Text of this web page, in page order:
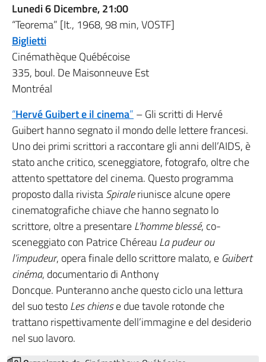
Lunedi 6 Dicembre, 21:00
“Teorema” [It., 1968, 98 min, VOSTF]
Biglietti
Cinémathèque Québécoise
335, boul. De Maisonneuve Est
Montréal
“Hervé Guibert e il cinema” – Gli scritti di Hervé
Guibert hanno segnato il mondo delle lettere francesi.
Uno dei primi scrittori a raccontare gli anni dell’AIDS, è
stato anche critico, sceneggiatore, fotografo, oltre che
attento spettatore del cinema. Questo programma
proposto dalla rivistaSpiraleriunisce alcune opere
cinematografiche chiave che hanno segnato lo
scrittore, oltre a presentareL’homme blessé, co-
sceneggiato con Patrice Chéreau La pudeur ou
l’impudeur, opera finale dello scrittore malato, e Guibert
cinéma, documentario di Anthony
Doncque. Punteranno anche questo ciclo una lettura
del suo testoLes chiense due tavole rotonde che
trattano rispettivamente dell’immagine e del desiderio
nel suo lavoro.